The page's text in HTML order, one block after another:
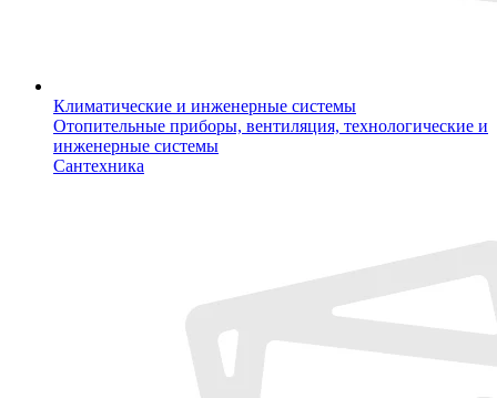
Климатические и инженерные системы
Отопительные приборы, вентиляция, технологические и
инженерные системы
Сантехника